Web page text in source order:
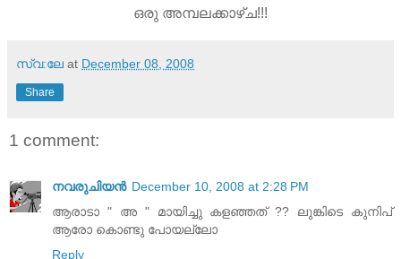
ഒരു അമ്പലക്കാഴ്ച!!!
സ്വ:ലേ at December 08, 2008
Share
1 comment:
നവരുചിയന്‍ December 10, 2008 at 2:28 PM
ആരാടാ " അ " മായിച്ചു കളഞ്ഞത് ?? ലുങ്കിടെ കുനിപ്
ആരോ കൊണ്ടു പോയല്ലോ
Reply